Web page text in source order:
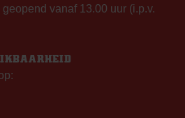
vanaf 13.00 uur (i.p.v.